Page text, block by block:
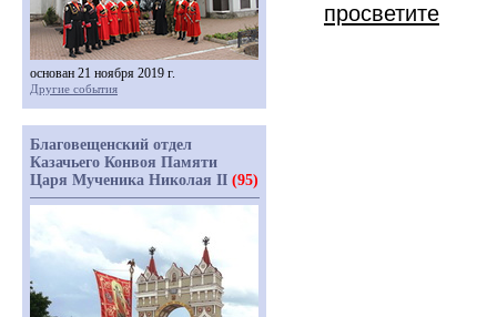
просветите
основан 21 ноября 2019 г.
Другие события
Благовещенский отдел
Казачьего Конвоя Памяти
Царя Мученика Николая II (95)